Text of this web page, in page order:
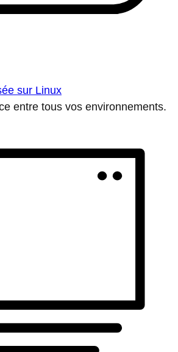
sur Linux
entre tous vos environnements.